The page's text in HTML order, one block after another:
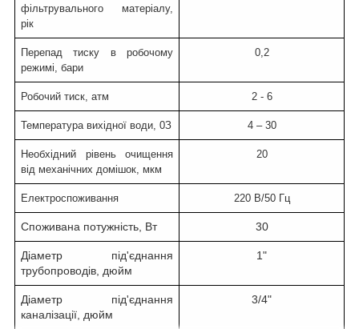
фільтрувального матеріалу,
рік
Перепад тиску в робочому
режимі, бари
0,2
Робочий тиск, атм 2 - 6
Температура вихідної води,0З 4 – 30
Необхідний рівень очищення
від механічних домішок, мкм
20
Електроспоживання 220 В/50 Гц
Споживана потужність, Вт 30
Діаметр під'єднання
трубопроводів, дюйм
1"
Діаметр під'єднання
каналізації, дюйм
3/4"